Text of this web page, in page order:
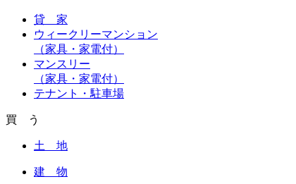
貸 家
ウィークリーマンション
（家具・家電付）
マンスリー
（家具・家電付）
テナント・駐車場
買 う
土 地
建 物